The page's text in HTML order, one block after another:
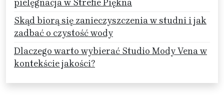
pielęgnacja w Strefie Piękna
Skąd biorą się zanieczyszczenia w studni i jak
zadbać o czystość wody
Dlaczego warto wybierać Studio Mody Vena w
kontekście jakości?